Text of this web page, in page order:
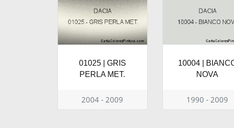
01025 | GRIS
PERLA MET.
2004 - 2009
10004 |
NOVA
1990 - 2009